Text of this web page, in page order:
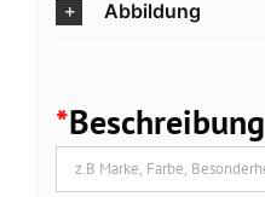
Abbildung
*Beschreibung